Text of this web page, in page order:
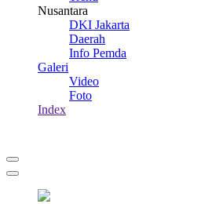
Nusantara
DKI Jakarta
Daerah
Info Pemda
Galeri
Video
Foto
Index